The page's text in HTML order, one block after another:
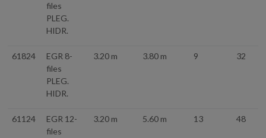
files
PLEG.
HIDR.
61824
EGR 8-
files
PLEG.
HIDR.
3.20 m 3.80 m 9 32
61124
EGR 12-
files
3.20 m 5.60 m 13 48